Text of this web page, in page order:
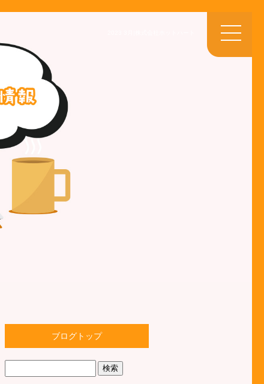
ブログトップ